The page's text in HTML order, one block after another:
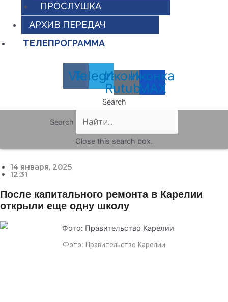
ПРОСЛУШКА
АРХИВ ПЕРЕДАЧ
ТЕЛЕПРОГРАММА
Vk
Telegram
Иконка
Rutube
Иконка
MAX
Search
Search
Close this search box.
14 января, 2025
12:31
После капитального ремонта в Карелии
открыли еще одну школу
Фото: Правительство Карелии